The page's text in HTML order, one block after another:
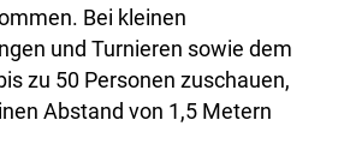
Bei kleinen
und Turnieren sowie dem
zu 50 Personen zuschauen,
Abstand von 1,5 Metern